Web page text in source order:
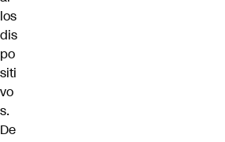
los
dis
po
siti
vo
s.
De